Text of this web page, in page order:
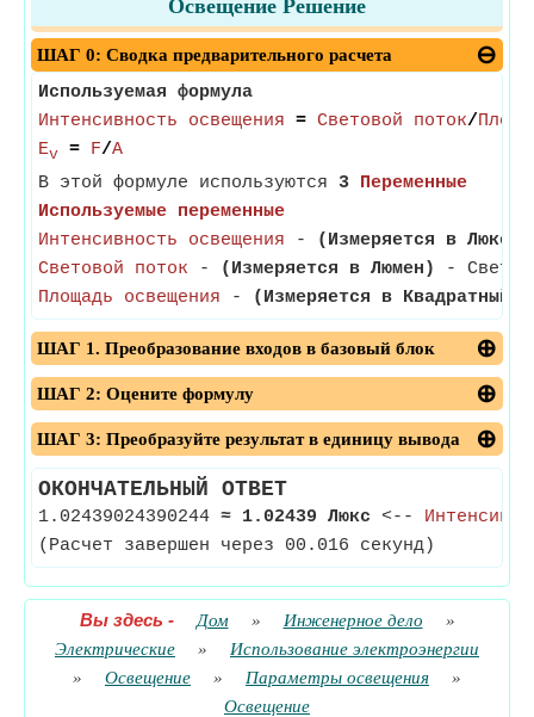
Освещение Решение
ШАГ 0: Сводка предварительного расчета
Используемая формула
Интенсивность освещения = Световой поток/
Ev = F/A
В этой формуле используются 3 Переменные
Используемые переменные
Интенсивность освещения - (Измеряется в Люкс)
Световой поток - (Измеряется в Люмен)
-
Площадь освещения - (Измеряется в Квадратный
ШАГ 1. Преобразование входов в базовый блок
ШАГ 2: Оцените формулу
ШАГ 3: Преобразуйте результат в единицу вывода
ОКОНЧАТЕЛЬНЫЙ ОТВЕТ
1.02439024390244 ≈ 1.02439 Люкс <--
(Расчет завершен через 00.016 секунд)
Вы здесь - Дом » Инженерное дело
»
Электрические
»
Использование электроэнергии
»
Освещение » Параметры освещения
»
Освещение